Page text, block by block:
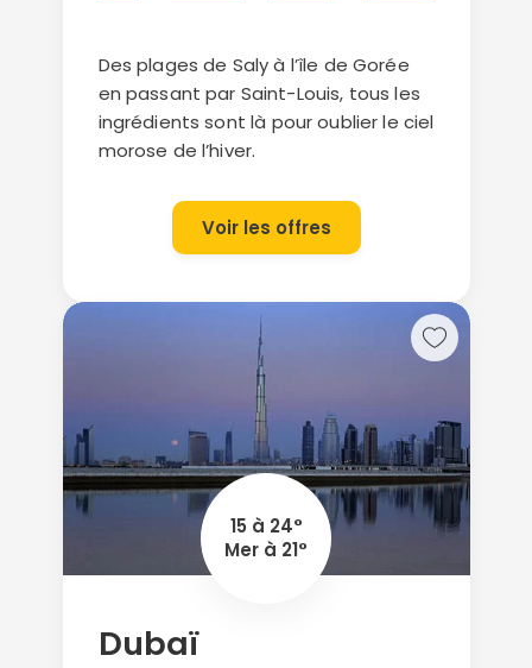
Des plages de Saly à l’île de Gorée
en passant par Saint-Louis, tous les
ingrédients sont là pour oublier le ciel
morose de l’hiver.
Voir les offres
15 à 24°
Mer à 21°
Dubaï